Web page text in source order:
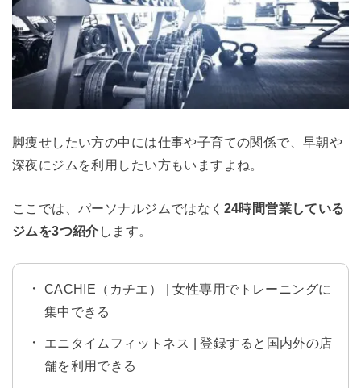
脚痩せしたい方の中には仕事や子育ての関係で、早朝や
深夜にジムを利用したい方もいますよね。
ここでは、パーソナルジムではなく 24時間営業している
ジムを3つ紹介 します。
CACHIE（カチエ） | 女性専用でトレーニングに
集中できる
エニタイムフィットネス | 登録すると国内外の店
舗を利用できる